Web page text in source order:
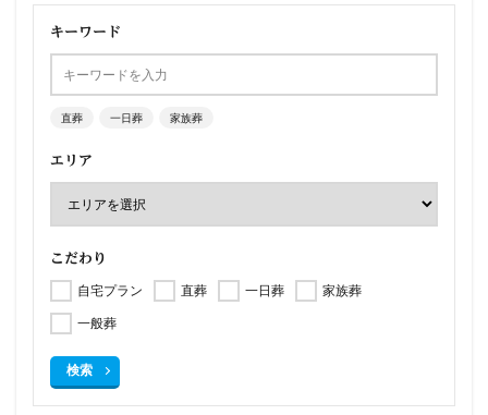
キーワード
直葬 一日葬 家族葬
エリア
こだわり
自宅プラン 直葬 一日葬
家族葬
一般葬
検索